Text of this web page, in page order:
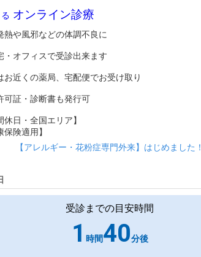
オンライン診療
熱や風邪などの体調不良に
・オフィスで受診出来ます
お近くの薬局、宅配便でお受け取り
可証・診断書も発行可
休日・全国エリア】
保険適用】
【アレルギー・花粉症専門外来】はじめました！
受診までの目安時間
1 時間40分後